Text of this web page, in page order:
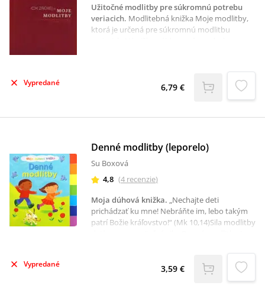
Užitočné modlitby pre súkromnú potrebu
veriacich. Modlitebná knižka Moje modlitby,
ktorá je určená pre súkromnú modlitbu
uzdravenie, modlitby oslobodenia sa od zlého,
modlitby k svätému Michalovi Archanjelovi,
modlitby k Duchu Svätému, litánie až po
aj formuly obnovenia krstných sľubov a iné.
Vypredané 6,79 €
Denné modlitby (leporelo)
Su Boxová
4,8 (4 recenzie)
Moja dúhová knižka. „Nechajte deti
prichádzať ku mne! Nebráňte im, lebo takým
patrí Božie kráľovstvo!“ (Mk 10,14)Sila modlitby
dúhy sú ukryté jednoduché modlitby vďaky za
ľudí, ktorých deti stretli a za veci, ktoré sa im
počas dňa stali. Modlitba je jedným zo
Vypredané 3,59 €